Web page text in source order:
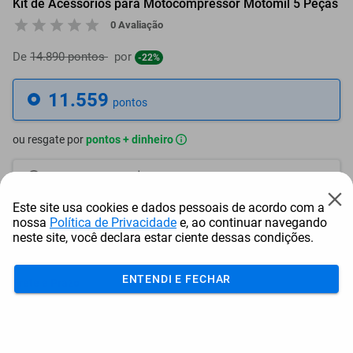
Kit de Acessórios para Motocompressor Motomil 5 Peças
0 Avaliação
De 14.890 pontos por -22%
11.559 pontos
ou resgate porpontos + dinheiro
10.404 + R$ 53,13
9.826 pontos + R$ 79,72
9.248 pontos + R$ 106,31
Este site usa cookies e dados pessoais de acordo com a
nossa Política de Privacidade e, ao continuar navegando
neste site, você declara estar ciente dessas condições.
ENTENDI E FECHAR